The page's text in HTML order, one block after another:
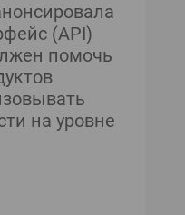
ТЕКУЩИЙ НОМЕР
(API)
помочь
на уровне